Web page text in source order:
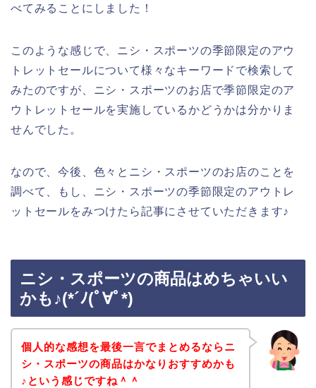
べてみることにしました！
このような感じで、ニシ・スポーツの季節限定のアウ
トレットセールについて様々なキーワードで検索して
みたのですが、ニシ・スポーツのお店で季節限定のア
ウトレットセールを実施しているかどうかは分かりま
せんでした。
なので、今後、色々とニシ・スポーツのお店のことを
調べて、もし、ニシ・スポーツの季節限定のアウトレ
ットセールをみつけたら記事にさせていただきます♪
ニシ・スポーツの商品はめちゃいい
かも♪(*´ﾉ(ﾟ∀ﾟ*)
個人的な感想を最後一言でまとめるならニ
シ・スポーツの商品はかなりおすすめかも
♪という感じですね＾＾